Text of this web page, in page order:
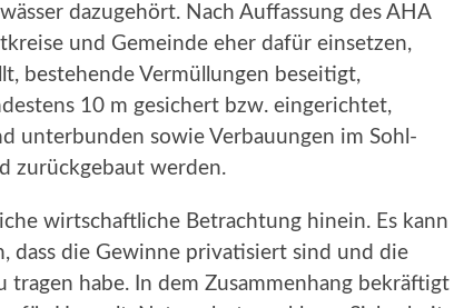
dazugehört. Nach Auffassung des AHA
und Gemeinde eher dafür einsetzen,
bestehende Vermüllungen beseitigt,
10 m gesichert bzw. eingerichtet,
unterbunden sowie Verbauungen im Sohl-
zurückgebaut werden.
wirtschaftliche Betrachtung hinein. Es kann
dass die Gewinne privatisiert sind und die
tragen habe. In dem Zusammenhang bekräftigt